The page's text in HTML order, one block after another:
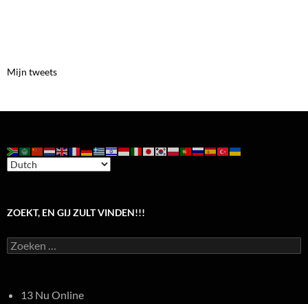
Mijn tweets
ZOEKT, EN GIJ ZULT VINDEN!!!
Zoeken
naar:
13 Nu Online